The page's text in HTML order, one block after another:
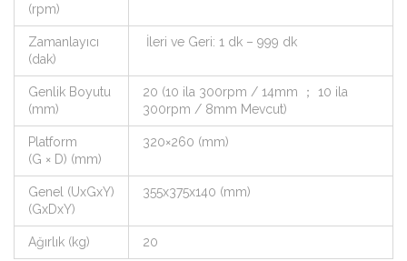
(rpm)
Zamanlayıcı
(dak)
İleri ve Geri: 1 dk – 999 dk
Genlik Boyutu
(mm)
20 (10 ila 300rpm / 14mm ； 10 ila
300rpm / 8mm Mevcut)
Platform
(G × D) (mm)
320×260 (mm)
Genel (UxGxY)
(GxDxY)
355x375x140 (mm)
Ağırlık (kg) 20